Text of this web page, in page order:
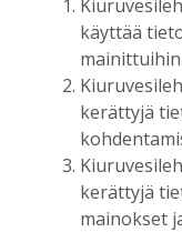
Aku
tukea
Aku
käyttää
kerättyjä
kerättyjä
mainokset